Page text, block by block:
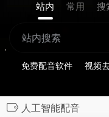
站内 常用 搜
免费配音软件 视频
人工智能配音